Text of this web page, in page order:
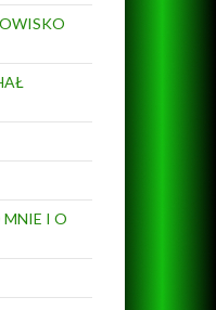
MNIE I O